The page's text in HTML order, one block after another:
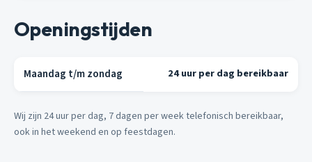
Openingstijden
Maandag t/m zondag 24 uur per dag bereikbaar
Wij zijn 24 uur per dag, 7 dagen per week telefonisch bereikbaar,
ook in het weekend en op feestdagen.